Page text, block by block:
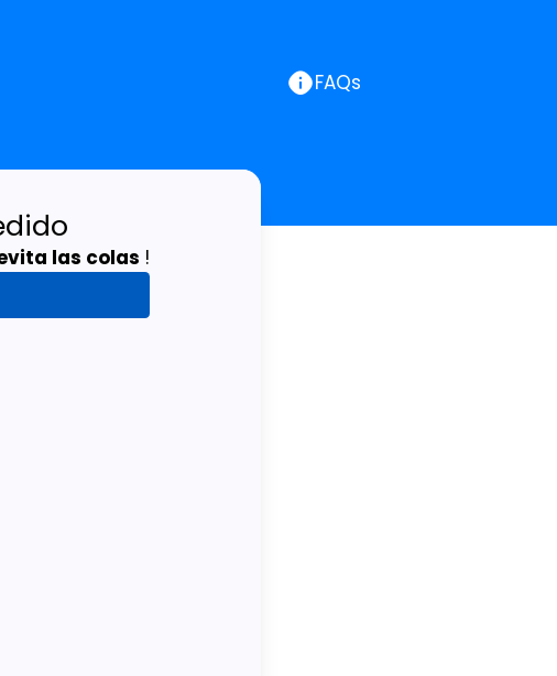
FAQs
las colas !